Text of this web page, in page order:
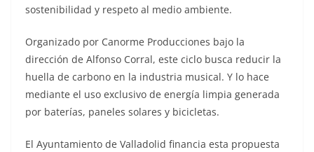
sostenibilidad y respeto al medio ambiente.
Organizado por Canorme Producciones bajo la
dirección de Alfonso Corral, este ciclo busca reducir la
huella de carbono en la industria musical. Y lo hace
mediante el uso exclusivo de energía limpia generada
por baterías, paneles solares y bicicletas.
El Ayuntamiento de Valladolid financia esta propuesta